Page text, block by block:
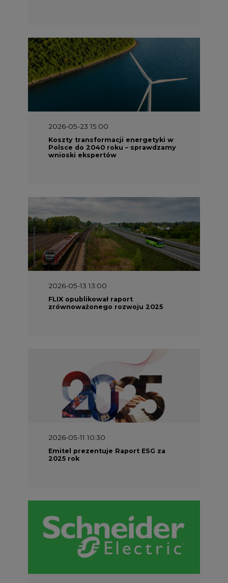
2026-05-23 15:00
Koszty transformacji energetyki w
Polsce do 2040 roku – sprawdzamy
wnioski ekspertów
2026-05-13 13:00
FLIX opublikował raport
zrównoważonego rozwoju 2025
2026-05-11 10:30
Emitel prezentuje Raport ESG za
2025 rok